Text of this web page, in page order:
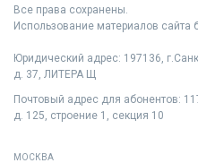
Все права сохранены.
Использование материалов сайта
Юридический адрес: 197136,
д. 37, ЛИТЕРА Щ
Почтовый адрес для абонентов:
д. 125, строение 1, секция 10
МОСКВА